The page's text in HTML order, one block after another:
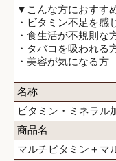
▼こんな方におすす
・ビタミン不足を感
・食生活が不規則な
・タバコを吸われる
・美容が気になる方
名称
ビタミン・ミネラル
商品名
マルチビタミン＋マ